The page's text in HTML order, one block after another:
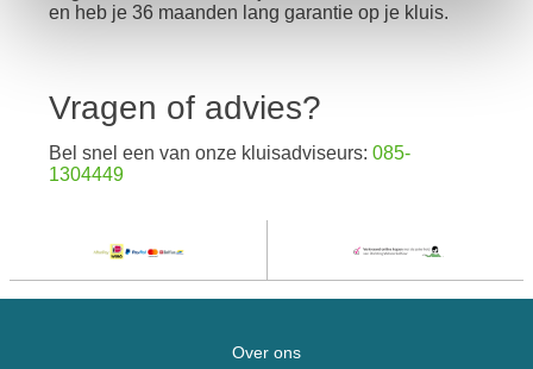
en heb je 36 maanden lang garantie op je kluis.
Vragen of advies?
Bel snel een van onze kluisadviseurs: 085-
1304449
Over ons